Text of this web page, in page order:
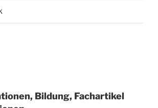
Bildung, Fachartikel